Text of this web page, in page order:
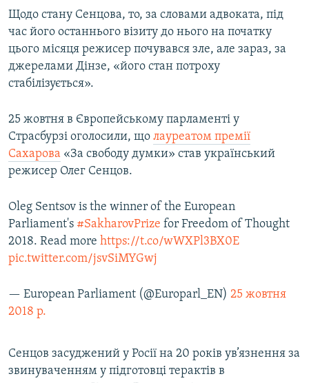
Щодо стану Сенцова, то, за словами адвоката, під
час його останнього візиту до нього на початку
цього місяця режисер почувався зле, але зараз, за
джерелами Дінзе, «його стан потроху
стабілізується».
25 жовтня в Європейському парламенті у
Страсбурзі оголосили, що лауреатом премії
Сахарова «За свободу думки» став український
режисер Олег Сенцов.
Oleg Sentsov is the winner of the European
Parliament's #SakharovPrize for Freedom of Thought
2018. Read more https://t.co/wWXPl3BX0E
pic.twitter.com/jsvSiMYGwj
— European Parliament (@Europarl_EN) 25 жовтня
2018 р.
Сенцов засуджений у Росії на 20 років ув’язнення за
звинуваченням у підготовці терактів в